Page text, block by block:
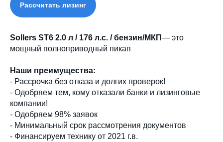
Рассчитать лизинг
Sollers ST6 2.0 л / 176 л.с. / бензин/МКП— это
мощный полноприводный пикап
Наши преимущества:
- Рассрочка без отказа и долгих проверок!
- Одобряем тем, кому отказали банки и лизинговые
компании!
- Одобряем 98% заявок
- Минимальный срок рассмотрения документов
- Финансируем технику от 2021 г.в.